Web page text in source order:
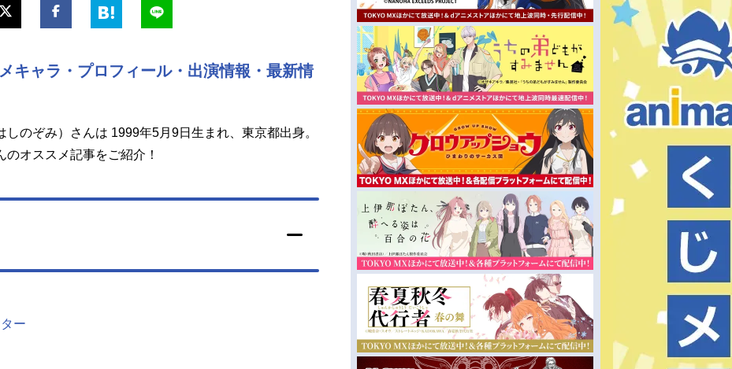
アニメ映画一覧
男性声優/女性声優一覧
今期アニメ曜日別一覧
夏アニメ
秋アニメ
冬アニメ
キャラ・プロフィール・出演情報・最新情
しのぞみ）さんは 1999年5月9日生まれ、東京都出身。
のオススメ記事をご紹介！
ー